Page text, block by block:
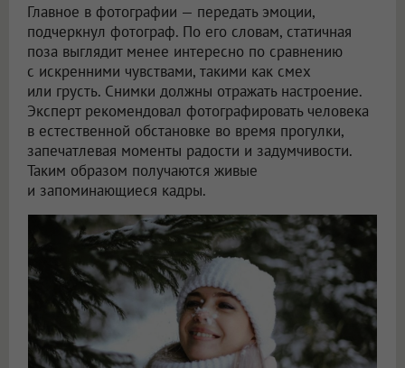
Главное в фотографии — передать эмоции,
подчеркнул фотограф. По его словам, статичная
поза выглядит менее интересно по сравнению
с искренними чувствами, такими как смех
или грусть. Снимки должны отражать настроение.
Эксперт рекомендовал фотографировать человека
в естественной обстановке во время прогулки,
запечатлевая моменты радости и задумчивости.
Таким образом получаются живые
и запоминающиеся кадры.